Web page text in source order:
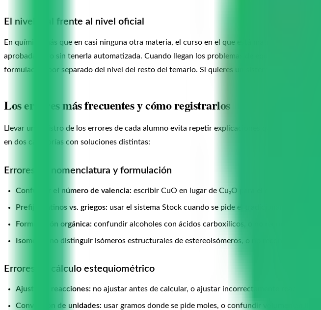
El nivel real frente al nivel oficial
En química más que en casi ninguna otra materia, el curso en el que está matriculado el
aprobada pero sin tenerla automatizada. Cuando llegan los problemas de equilibrio y
formulación por separado del nivel del resto del temario. Si quieres un sistema de
Los errores más frecuentes y cómo registrarlos
Llevar un registro de los errores de cada alumno evita repetir explicaciones que ya diste y
en dos categorías con soluciones distintas:
Errores de nomenclatura y formulación
Confundir el número de valencia: escribir CuO en lugar de Cu₂O para el óxido de
Prefijos latinos vs. griegos: usar el sistema Stock cuando se pide el tradicional, o
Formulación orgánica: confundir alcoholes con ácidos carboxílicos, o no reconocer el
Isomería: no distinguir isómeros estructurales de estereoisómeros, o no reconocer
Errores de cálculo estequiométrico
Ajuste de reacciones: no ajustar antes de calcular, o ajustar incorrectamente reacciones
Conversión de unidades: usar gramos donde se pide moles, o confundir volumen en